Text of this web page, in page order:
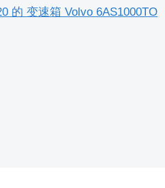
的 变速箱 Volvo 6AS1000TO